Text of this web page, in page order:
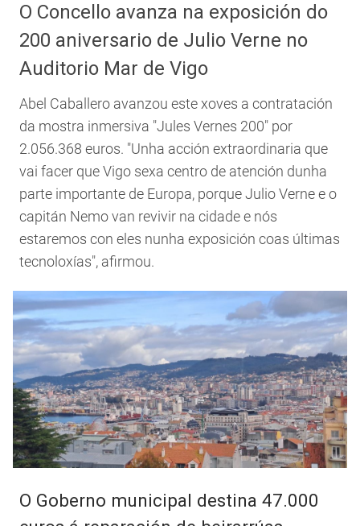
O Concello avanza na exposición do
200 aniversario de Julio Verne no
Auditorio Mar de Vigo
Abel Caballero avanzou este xoves a contratación
da mostra inmersiva "Jules Vernes 200" por
2.056.368 euros. "Unha acción extraordinaria que
vai facer que Vigo sexa centro de atención dunha
parte importante de Europa, porque Julio Verne e o
capitán Nemo van revivir na cidade e nós
estaremos con eles nunha exposición coas últimas
tecnoloxías", afirmou.
O Goberno municipal destina 47.000